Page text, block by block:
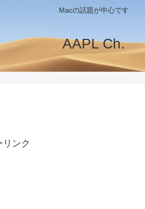
Macの話題が中心です
AAPL Ch.
リンク